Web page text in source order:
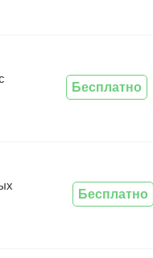
Бесплатно
Бесплатно